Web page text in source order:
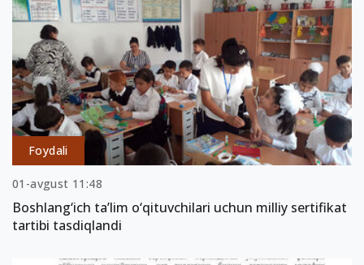
Foydali
01-avgust 11:48
Boshlang‘ich ta’lim o‘qituvchilari uchun milliy sertifikat
tartibi tasdiqlandi